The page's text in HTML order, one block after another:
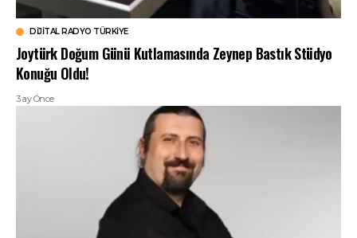
DIJITAL RADYO TÜRKIYE
Joytürk Doğum Günü Kutlamasında Zeynep Bastık Stüdyo
Konuğu Oldu!
3 ay Önce